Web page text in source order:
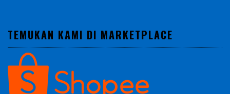
TEMUKAN KAMI DI MARKETPLACE